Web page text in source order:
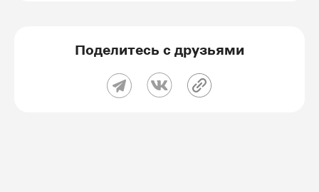
Поделитесь с друзьями